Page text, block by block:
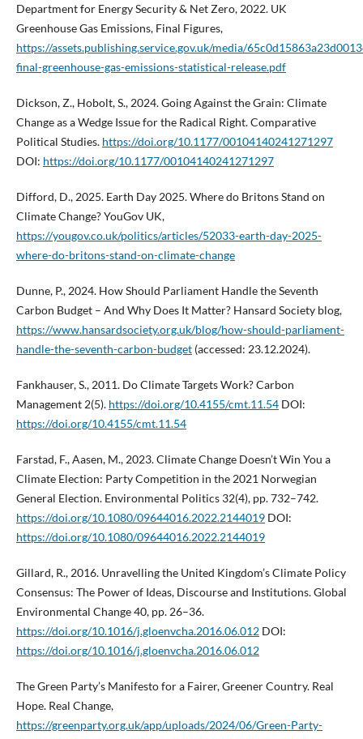
Department for Energy Security & Net Zero, 2022. UK
Greenhouse Gas Emissions, Final Figures,
https://assets.publishing.service.gov.uk/media/
final-greenhouse-gas-emissions-statistical-release.pdf
Dickson, Z., Hobolt, S., 2024. Going Against the Grain: Climate
Change as a Wedge Issue for the Radical Right. Comparative
Political Studies. https://doi.org/10.1177/00104140241271297
DOI: https://doi.org/10.1177/00104140241271297
Difford, D., 2025. Earth Day 2025. Where do Britons Stand on
Climate Change? YouGov UK,
https://yougov.co.uk/politics/articles/52033-earth-day-2025-
where-do-britons-stand-on-climate-change
Dunne, P., 2024. How Should Parliament Handle the Seventh
Carbon Budget – And Why Does It Matter? Hansard Society blog,
https://www.hansardsociety.org.uk/blog/how-should-parliament-
handle-the-seventh-carbon-budget(accessed: 23.12.2024).
Fankhauser, S., 2011. Do Climate Targets Work? Carbon
Management 2(5). https://doi.org/10.4155/cmt.11.54DOI:
https://doi.org/10.4155/cmt.11.54
Farstad, F., Aasen, M., 2023. Climate Change Doesn’t Win You a
Climate Election: Party Competition in the 2021 Norwegian
General Election. Environmental Politics 32(4), pp. 732–742.
https://doi.org/10.1080/09644016.2022.2144019DOI:
https://doi.org/10.1080/09644016.2022.2144019
Gillard, R., 2016. Unravelling the United Kingdom’s Climate Policy
Consensus: The Power of Ideas, Discourse and Institutions. Global
Environmental Change 40, pp. 26–36.
https://doi.org/10.1016/j.gloenvcha.2016.06.012DOI:
https://doi.org/10.1016/j.gloenvcha.2016.06.012
The Green Party’s Manifesto for a Fairer, Greener Country. Real
Hope. Real Change,
https://greenparty.org.uk/app/uploads/2024/06/Green-Party-